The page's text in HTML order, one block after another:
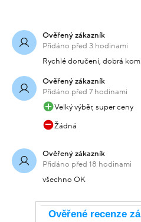
Ověřený zákazník
Přidáno před 3 hodinami
Rychlé doručení, dobrá
Ověřený zákazník
Přidáno před 7 hodinami
Velký výběr, super ceny
Žádná
Ověřený zákazník
Přidáno před 18 hodinami
všechno OK